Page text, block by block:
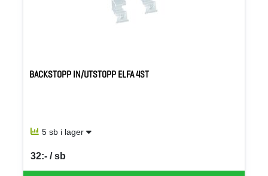
BACKSTOPP IN/UTSTOPP ELFA 4ST
5 sb i lager
32:- / sb
SEK per SB